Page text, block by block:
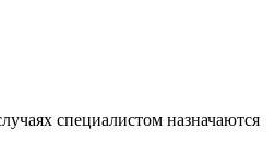
специалистом назначаются